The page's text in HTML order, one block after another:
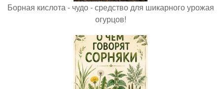
Борная кислота - чудо - средство для шикарного урожая
огурцов!